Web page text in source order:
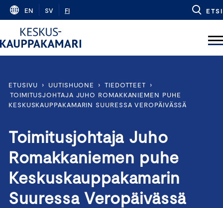
Skip
content
EN SV FI ETSI
ETUSIVU › UUTISHUONE › TIEDOTTEET
›
TOIMITUSJOHTAJA JUHO ROMAKKANIEMEN PUHE
KESKUSKAUPPAKAMARIN SUURESSA VEROPÄIVÄSSÄ
Toimitusjohtaja Juho
Romakkaniemen puhe
Keskuskauppakamarin
Suuressa Veropäivässä